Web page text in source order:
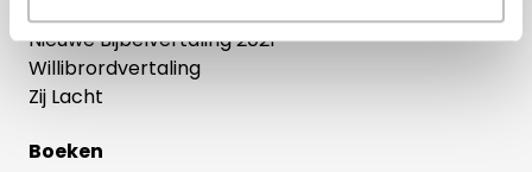
Nieuwe Bijbelvertaling 2021
Willibrordvertaling
Zij Lacht
Boeken